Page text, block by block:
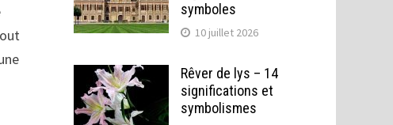
symboles
10 juillet 2026
Rêver de lys – 14
significations et
symbolismes